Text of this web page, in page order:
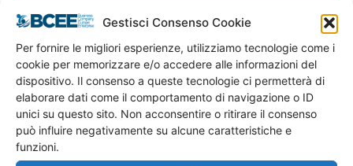
Gestisci Consenso Cookie
Per fornire le migliori esperienze, utilizziamo tecnologie come i
cookie per memorizzare e/o accedere alle informazioni del
dispositivo. Il consenso a queste tecnologie ci permetterà di
elaborare dati come il comportamento di navigazione o ID
unici su questo sito. Non acconsentire o ritirare il consenso
può influire negativamente su alcune caratteristiche e
funzioni.
Quanto ti viene chiesto è in ottemperanza al
Regolamento Generale sulla Protezione Dati UE 2016/679
(GDPR). Ti invitiamo a leggere l’informativa completa.
Utilizzando questo modulo acconsento alla
memorizzazione e alla gestione dei tuoi dati da
questo sito web per l’erogazione dei servizi richiesti.